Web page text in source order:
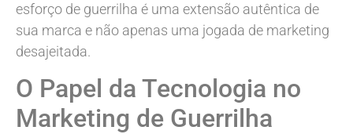
esforço de guerrilha é uma extensão autêntica de
sua marca e não apenas uma jogada de marketing
desajeitada.
O Papel da Tecnologia no
Marketing de Guerrilha